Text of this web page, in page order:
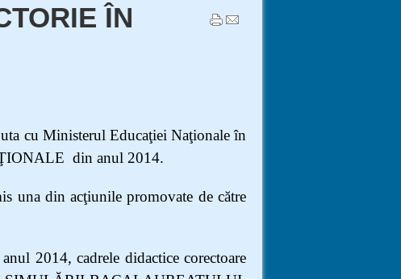
ÎN
cu Ministerul Educaţiei Naţionale în
din anul 2014.
una din acţiunile promovate de către
2014, cadrele didactice corectoare